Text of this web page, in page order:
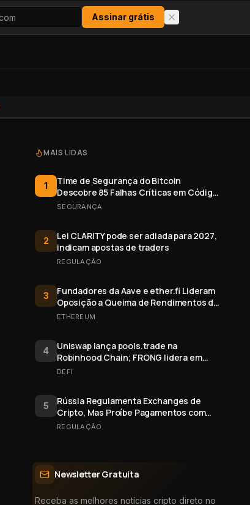
Assinar grátis
MAIS LIDAS
1
Time de Segurança do Bitcoin
Descobre 85 Falhas Críticas em Código
Aberto
SEGURANÇA
2
Lei CLARITY pode ser adiada para 2027,
indicam apostas de traders
REGULAÇÃO
3
Fundadores da Aave e ether.fi Lideram
Oposição a Queima de Rendimentos de
Staking do Ethereum
ETHEREUM
4
Uniswap lança pools.trade na
Robinhood Chain; FRONG lidera em
valor
DEFI
5
Rússia Regulamenta Exchanges de
Cripto, Mas Proíbe Pagamentos com
Bitcoin
REGULAÇÃO
Newsletter Gratuita
Receba as melhores notícias cripto direto no